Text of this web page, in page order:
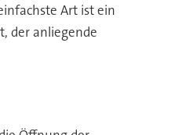
Art ist ein
der anliegende